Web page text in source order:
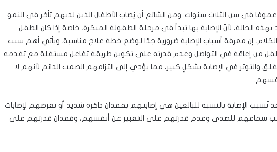
عمومًا في سن الثلاث سنوات. ومن الشائع أن يُصاب الأطفال الذين لديهم تأخر في النمو
بهذه الحالة، لأنّ الإصابة بها تبدأ في مرحلة الطفولة المبكرة، خاصة إذا كان الطفل
إن معرفة أسباب الإصابة ضرورية جدًا لوضع خطة علاج مناسبة. ويأتي أهم سبب
الطفل من إعاقة في التواصل وعدم قدرته على تكوين طريقة تفاعل مستقلة مع تقدمه
والتوتر في الإصابة بشكلٍ كبير، مما يؤدي إلى التزامهم الصمت الدائم لأنهم لا
تُسبب الإصابة بالنسبة للبالغين هي إصابتهم بفقدان ذاكرة شديد أو تعرضهم لإصابات
سماعهم للصدى وعدم قدرتهم على التعبير عن أنفسهم، وفقدان قدرتهم على